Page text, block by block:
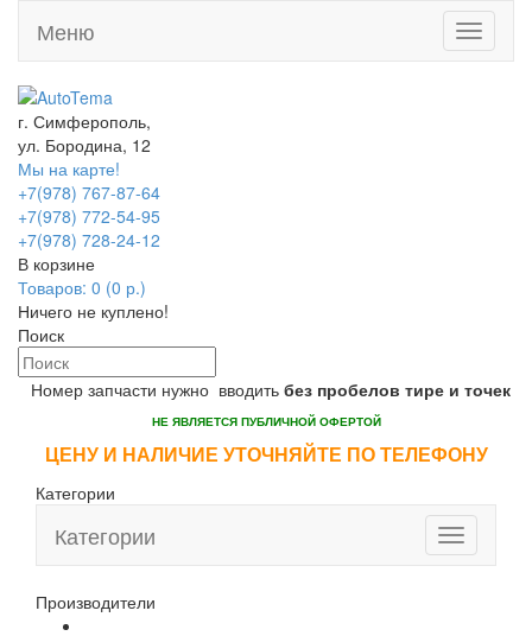
Toggle
Меню
г. Симферополь,
ул. Бородина, 12
Мы на карте!
+7(978) 767-87-64
+7(978) 772-54-95
+7(978) 728-24-12
В корзине
Товаров: 0 (0 р.)
Ничего не куплено!
Поиск
Номер запчасти нужно вводить без пробелов тире и точек
НЕ ЯВЛЯЕТСЯ ПУБЛИЧНОЙ ОФЕРТОЙ
ЦЕНУ И НАЛИЧИЕ УТОЧНЯЙТЕ ПО ТЕЛЕФОНУ
Категории
Toggle
navigation
Категории
Производители